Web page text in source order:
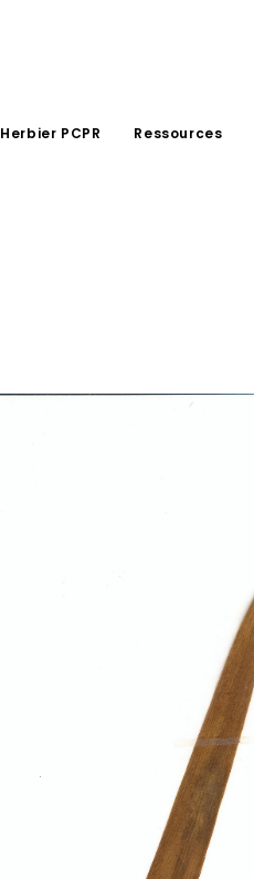
Herbier PCPR Ressources